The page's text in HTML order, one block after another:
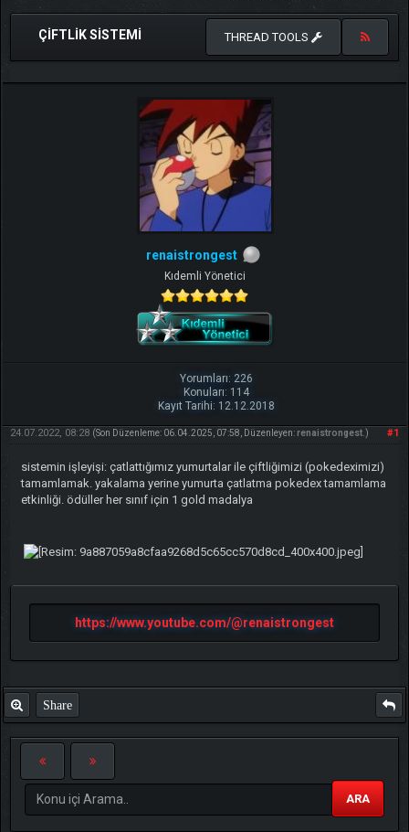
ÇIFTLIK SISTEMI THREAD TOOLS
renaistrongest
Kıdemli Yönetici
Yorumları: 226
Konuları: 114
Kayıt Tarihi: 12.12.2018
#1
24.07.2022, 08:28 (Son Düzenleme: 06.04.2025, 07:58, Düzenleyen:renaistrongest.)
sistemin işleyişi: çatlattığımız yumurtalar ile çiftliğimizi (pokedeximizi)
tamamlamak. yakalama yerine yumurta çatlatma pokedex tamamlama
etkinliği. ödüller her sınıf için 1 gold madalya
https://www.youtube.com/@renaistrongest
Share
ARA